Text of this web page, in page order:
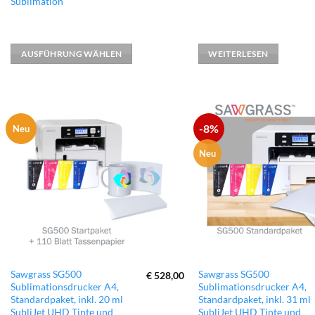
AUSFÜHRUNG WÄHLEN
weist
auf.
auf
der
Produktseite
gewählt
werden
WEITERLESEN
Neu
Sawgrass SG500
Sublimationsdrucker A4,
Standardpaket, inkl. 20 ml
SubliJet UHD Tinte und
€528,00
-8%
Neu
Sawgrass SG500
Sublimationsdrucker A4,
Standardpaket, inkl. 31 ml
SubliJet UHD Tinte und